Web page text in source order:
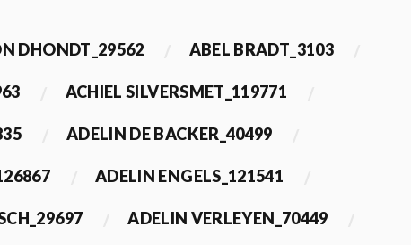
DHONDT_29562 ABEL BRADT_3103
ACHIEL SILVERSMET_119771
ADELIN DE BACKER_40499
ADELIN ENGELS_121541
ADELIN VERLEYEN_70449